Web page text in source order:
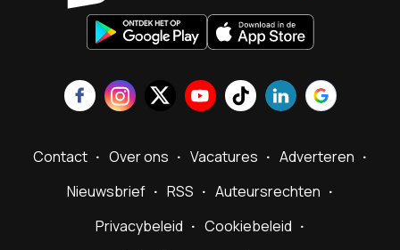
Contact Over ons Vacatures
Adverteren
Nieuwsbrief
RSS
Auteursrechten
Privacybeleid
Cookiebeleid